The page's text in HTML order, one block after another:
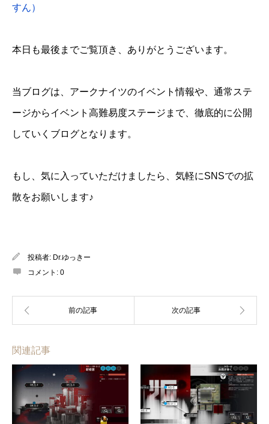
すん）
本日も最後までご覧頂き、ありがとうございます。
当ブログは、アークナイツのイベント情報や、通常ステ
ージからイベント高難易度ステージまで、徹底的に公開
していくブログとなります。
もし、気に入っていただけましたら、気軽にSNSでの拡
散をお願いします♪
投稿者: Dr.ゆっきー
コメント: 0
関連記事